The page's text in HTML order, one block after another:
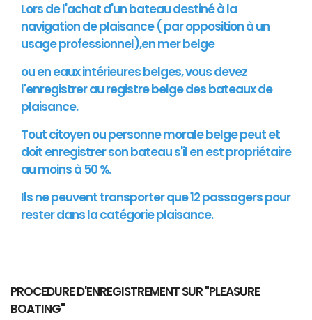
Lors de l'achat d'un bateau destiné à la
navigation de plaisance ( par opposition à un
usage professionnel),en mer belge
ou en eaux intérieures belges, vous devez
l'enregistrer au registre belge des bateaux de
plaisance.
Tout citoyen ou personne morale belge peut et
doit enregistrer son bateau s'il en est propriétaire
au moins à 50 %.
Ils ne peuvent transporter que 12 passagers pour
rester dans la catégorie plaisance.
PROCEDURE D'ENREGISTREMENT SUR "PLEASURE
BOATING"